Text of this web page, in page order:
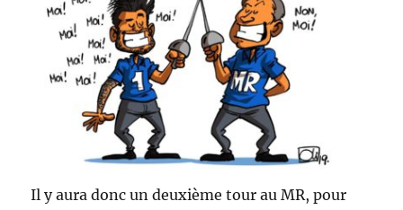
Il y aura donc un deuxième tour au MR, pour